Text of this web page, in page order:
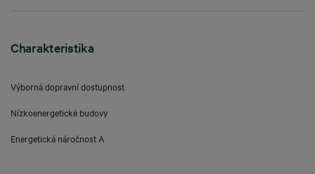
Charakteristika
Výborná dopravní dostupnost
Nízkoenergetické budovy
Energetická náročnost A